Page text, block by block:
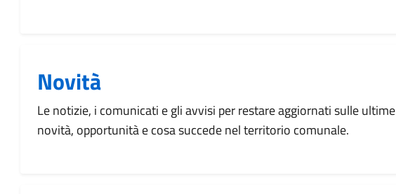
Novità
Le notizie, i comunicati e gli avvisi per restare aggiornati sulle ultime
novità, opportunità e cosa succede nel territorio comunale.